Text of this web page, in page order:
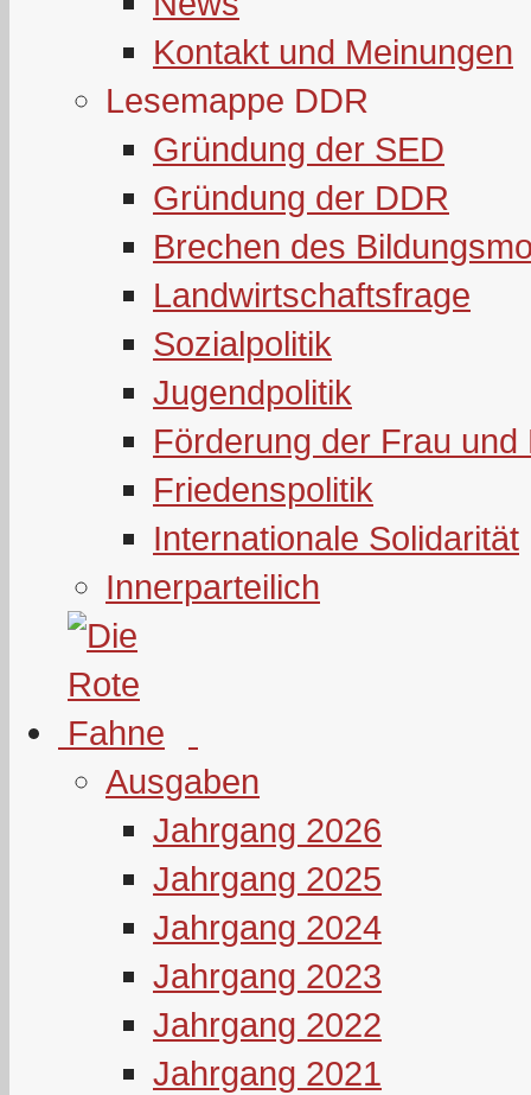
Kontakt und Meinungen
Lesemappe DDR
Gründung der SED
Gründung der DDR
Brechen des
Landwirtschaftsfrage
Sozialpolitik
Jugendpolitik
Förderung der Frau und
Friedenspolitik
Internationale Solidarität
Innerparteilich
Ausgaben
Jahrgang 2026
Jahrgang 2025
Jahrgang 2024
Jahrgang 2023
Jahrgang 2022
Jahrgang 2021